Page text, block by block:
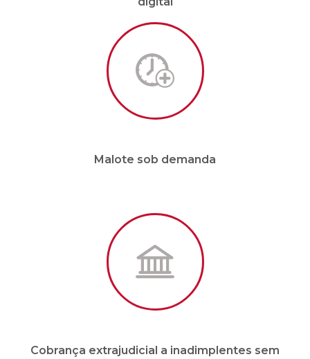
Malote sob demanda
Cobrança extrajudicial a inadimplentes sem
custos ao condomínio